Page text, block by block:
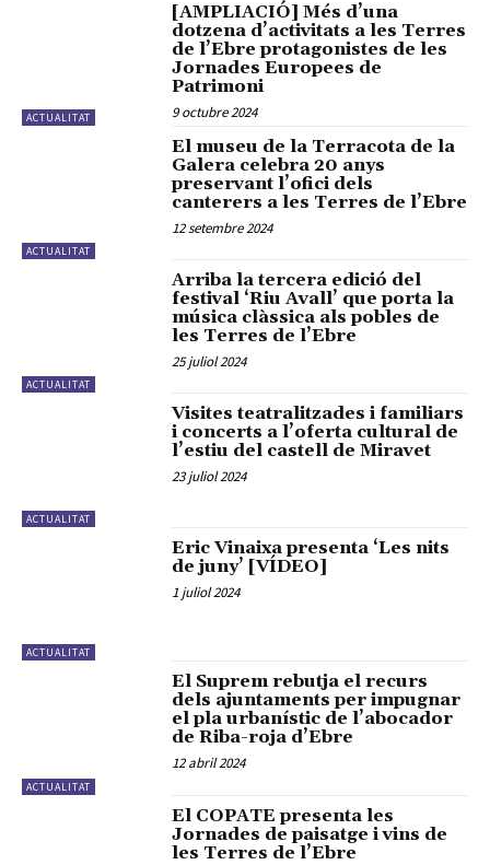
ACTUALITAT
[AMPLIACIÓ] Més d’una
dotzena d’activitats a les Terres
de l’Ebre protagonistes de les
Jornades Europees de
Patrimoni
9 octubre 2024
ACTUALITAT
El museu de la Terracota de la
Galera celebra 20 anys
preservant l’ofici dels
canterers a les Terres de l’Ebre
12 setembre 2024
ACTUALITAT
Arriba la tercera edició del
festival ‘Riu Avall’ que porta la
música clàssica als pobles de
les Terres de l’Ebre
25 juliol 2024
ACTUALITAT
Visites teatralitzades i familiars
i concerts a l’oferta cultural de
l’estiu del castell de Miravet
23 juliol 2024
ACTUALITAT
Eric Vinaixa presenta ‘Les nits
de juny’ [VÍDEO]
1 juliol 2024
ACTUALITAT
El Suprem rebutja el recurs
dels ajuntaments per impugnar
el pla urbanístic de l’abocador
de Riba-roja d’Ebre
12 abril 2024
El COPATE presenta les
Jornades de paisatge i vins de
les Terres de l’Ebre